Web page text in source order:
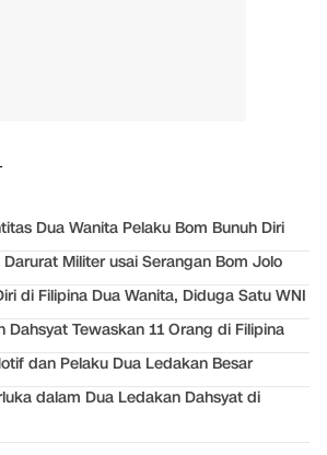
Dua Wanita Pelaku Bom Bunuh Diri
Militer usai Serangan Bom Jolo
di Filipina Dua Wanita, Diduga Satu WNI
Dahsyat Tewaskan 11 Orang di Filipina
dan Pelaku Dua Ledakan Besar
dalam Dua Ledakan Dahsyat di